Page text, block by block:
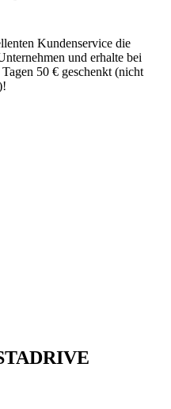
Kundenservice die
und erhalte bei
50 € geschenkt (nicht